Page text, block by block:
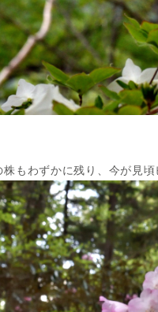
もわずかに残り、今が見